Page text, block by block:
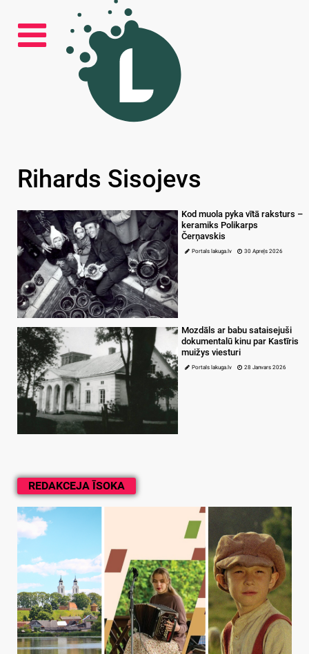
REDAKCEJA ĪSOKA
Rihards Sisojevs
Kod muola pyka vītā raksturs –
keramiks Polikarps
Čerņavskis
Portals lakuga.lv 30 Apreļs 2026
Mozdāls ar babu sataisejuši
dokumentalū kinu par Kastīris
muižys viesturi
Portals lakuga.lv 28 Janvars 2026